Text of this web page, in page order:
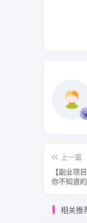
上一篇
【副业项
你不知道
相关推